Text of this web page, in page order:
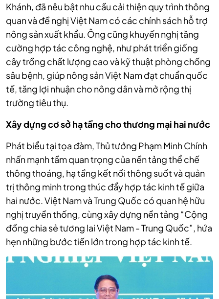
Khánh, đã nêu bật nhu cầu cải thiện quy trình thông
quan và đề nghị Việt Nam có các chính sách hỗ trợ
nông sản xuất khẩu. Ông cũng khuyến nghị tăng
cường hợp tác công nghệ, như phát triển giống
cây trồng chất lượng cao và kỹ thuật phòng chống
sâu bệnh, giúp nông sản Việt Nam đạt chuẩn quốc
tế, tăng lợi nhuận cho nông dân và mở rộng thị
trường tiêu thụ.
Xây dựng cơ sở hạ tầng cho thương mại hai nước
Phát biểu tại tọa đàm, Thủ tướng Phạm Minh Chính
nhấn mạnh tầm quan trọng của nền tảng thể chế
thông thoáng, hạ tầng kết nối thông suốt và quản
trị thông minh trong thúc đẩy hợp tác kinh tế giữa
hai nước. Việt Nam và Trung Quốc có quan hệ hữu
nghị truyền thống, cùng xây dựng nền tảng “Cộng
đồng chia sẻ tương lai Việt Nam - Trung Quốc”, hứa
hẹn những bước tiến lớn trong hợp tác kinh tế.